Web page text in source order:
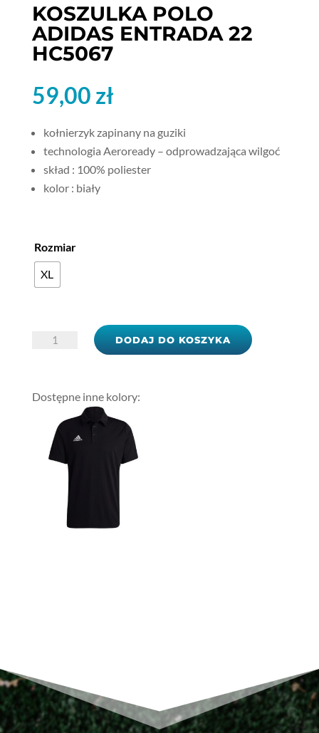
KOSZULKA POLO
ADIDAS ENTRADA 22
HC5067
59,00 zł
kołnierzyk zapinany na guziki
technologia Aeroready – odprowadzająca wilgoć
skład : 100% poliester
kolor : biały
Rozmiar
XL
ilość
adidas
Entrada
HC5067
DODAJ DO KOSZYKA